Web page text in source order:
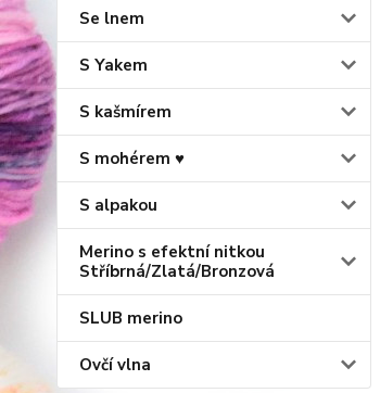
Se lnem
S Yakem
S kašmírem
S mohérem ♥
S alpakou
Merino s efektní nitkou
Stříbrná/Zlatá/Bronzová
SLUB merino
Ovčí vlna